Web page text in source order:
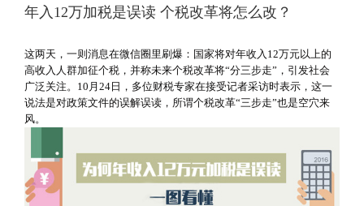
年入12万加税是误读 个税改革将怎么改？
这两天，一则消息在微信圈里刷爆：国家将对年收入12万元以上的
高收入人群加征个税，并称未来个税改革将“分三步走”，引发社会
广泛关注。10月24日，多位财税专家在接受记者采访时表示，这一
说法是对政策文件的误解误读，所谓个税改革“三步走”也是空穴来
风。